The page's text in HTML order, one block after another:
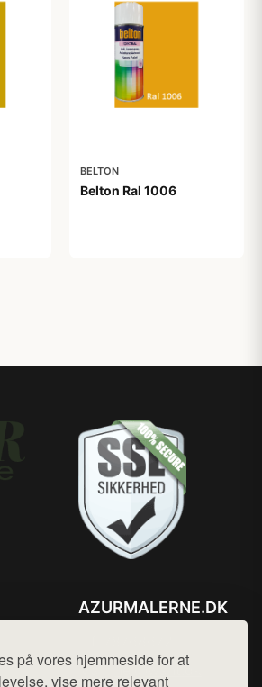
på vores hjemmeside for at
vise mere relevant
BELTON
Belton Ral 1006
AZURMALERNE.DK
Mail:hej@want.dk